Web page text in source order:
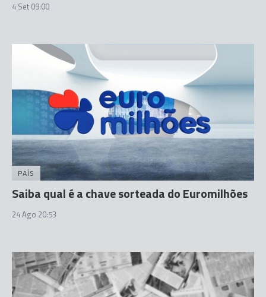
4 Set 09:00
PAÍS
Saiba qual é a chave sorteada do Euromilhões
24 Ago 20:53